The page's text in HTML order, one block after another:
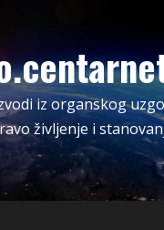
iz organskog
življenje i